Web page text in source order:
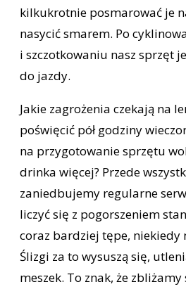
kilkukrotnie posmarować je
nasycić smarem. Po
i szczotkowaniu nasz sprzęt
do jazdy.
Jakie zagrożenia czekają na
poświęcić pół godziny
na przygotowanie sprzętu
drinka więcej? Przede
zaniedbujemy regularne
liczyć się z pogorszeniem
coraz bardziej tępe, niekiedy
Ślizgi za to wysuszą się,
meszek. To znak, że zbliżamy